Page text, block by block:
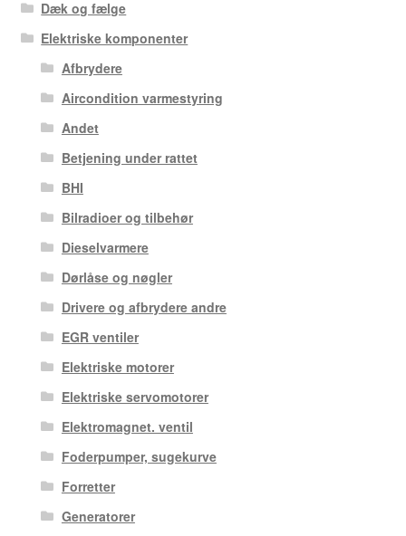
Dæk og fælge
Elektriske komponenter
Afbrydere
Aircondition varmestyring
Andet
Betjening under rattet
BHI
Bilradioer og tilbehør
Dieselvarmere
Dørlåse og nøgler
Drivere og afbrydere andre
EGR ventiler
Elektriske motorer
Elektriske servomotorer
Elektromagnet. ventil
Foderpumper, sugekurve
Forretter
Generatorer